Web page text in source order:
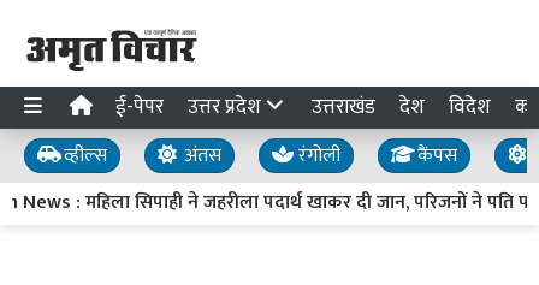
ई-पेपर उत्तर प्रदेश उत्तराखंड देश विदेश
व्हील्स अंतस रंगोली कैंपस
: महिला सिपाही ने जहरीला पदार्थ खाकर दी जान, परिजनों ने पति